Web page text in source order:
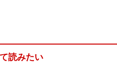
か話そう
読みたい